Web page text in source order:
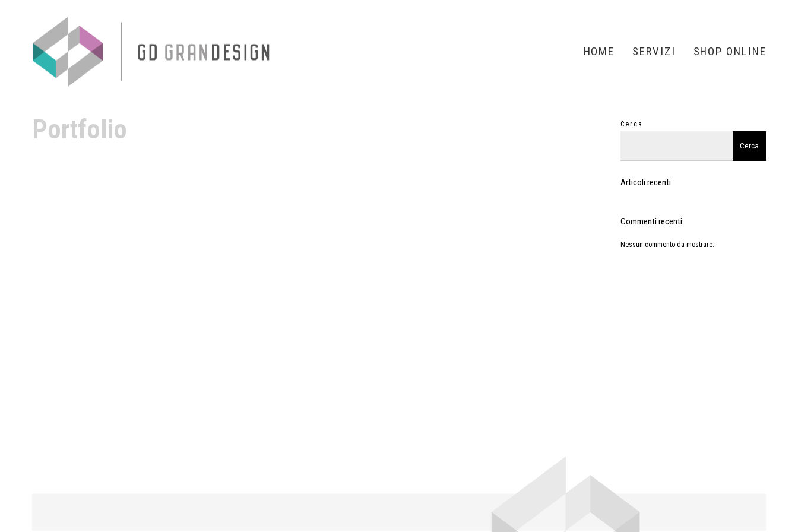
HOME SERVIZI SHOP ONLINE
Portfolio Cerca
Cerca
Articoli recenti
Commenti recenti
Nessun commento da mostrare.